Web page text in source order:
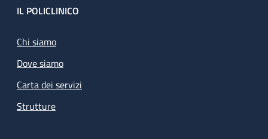
Footer
IL POLICLINICO
Chi siamo
Dove siamo
Carta dei servizi
Strutture